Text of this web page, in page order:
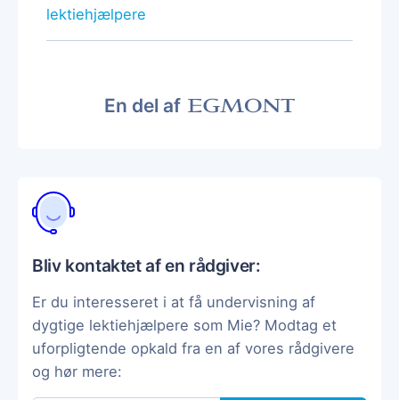
lektiehjælpere
En del af
Bliv kontaktet af en rådgiver:
Er du interesseret i at få undervisning af
dygtige lektiehjælpere som Mie? Modtag et
uforpligtende opkald fra en af vores rådgivere
og hør mere: